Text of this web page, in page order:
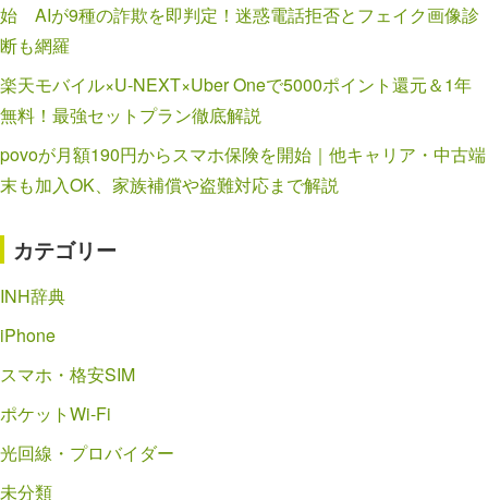
始 AIが9種の詐欺を即判定！迷惑電話拒否とフェイク画像診
断も網羅
楽天モバイル×U-NEXT×Uber Oneで5000ポイント還元＆1年
無料！最強セットプラン徹底解説
povoが月額190円からスマホ保険を開始｜他キャリア・中古端
末も加入OK、家族補償や盗難対応まで解説
カテゴリー
INH辞典
iPhone
スマホ・格安SIM
ポケットWi-Fi
光回線・プロバイダー
未分類